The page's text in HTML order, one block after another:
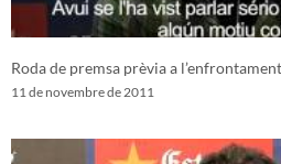
Roda de premsa prèvia a
11 de novembre de 2011